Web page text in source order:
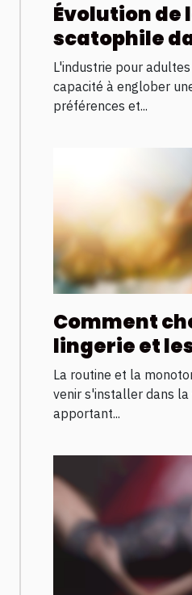
Évolution de
scatophile
l'industrie
à travers les
L'industrie pour
capacité à englober
préférences et...
Comment
lingerie et
pour
couple
La routine et la
venir s'installer dans la
apportant...